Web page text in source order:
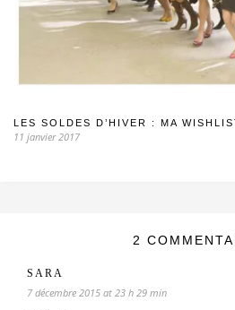
LES SOLDES D’HIVER : MA
11 janvier 2017
2
SARA
7 décembre 2015 at 23 h 29 min